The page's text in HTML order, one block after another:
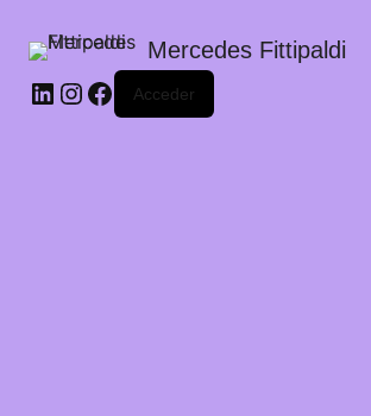
Mercedes Fittipaldi
LinkedIn
Instagram
Facebook
Acceder